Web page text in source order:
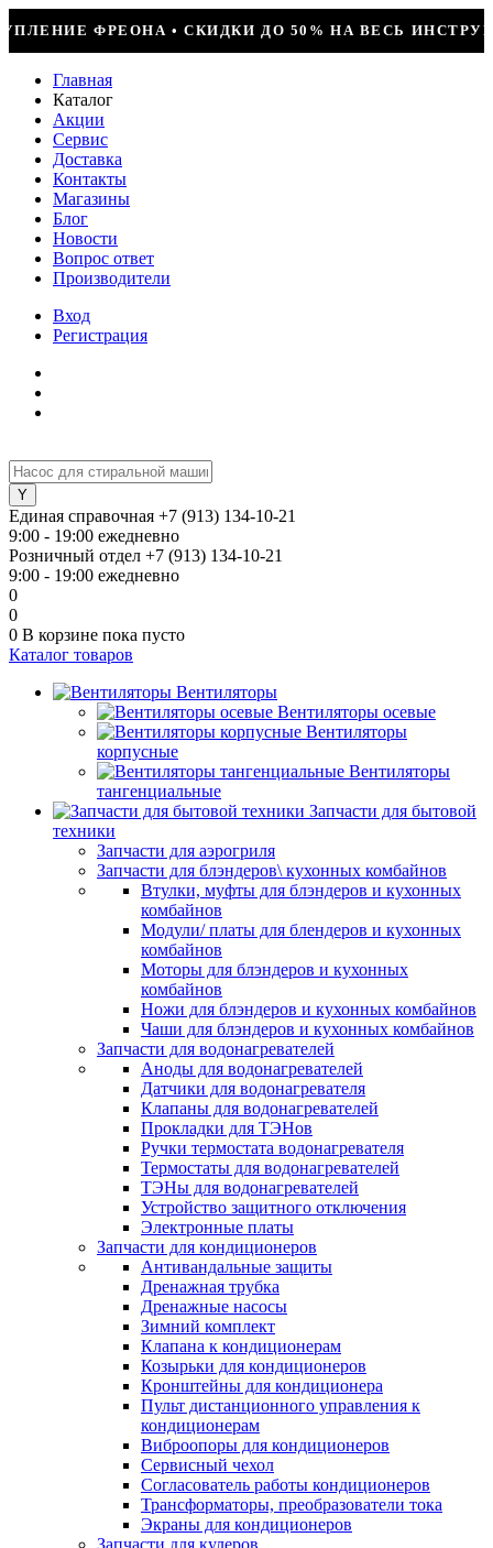
ВЕСЬ ИНСТРУМЕНТ • КОМПРЕССОР JIAXIPERA
Главная
Каталог
Акции
Сервис
Доставка
Контакты
Магазины
Блог
Новости
Вопрос ответ
Производители
Вход
Регистрация
Единая справочная +7 (913) 134-10-21
9:00 - 19:00 ежедневно
Розничный отдел +7 (913) 134-10-21
9:00 - 19:00 ежедневно
0
0
0 В корзине пока пусто
Каталог товаров
Вентиляторы
Вентиляторы осевые
Вентиляторы
корпусные
Вентиляторы
тангенциальные
Запчасти для бытовой
техники
Запчасти для аэрогриля
Запчасти для блэндеров\ кухонных комбайнов
Втулки, муфты для блэндеров и кухонных
комбайнов
Модули/ платы для блендеров и кухонных
комбайнов
Моторы для блэндеров и кухонных
комбайнов
Ножи для блэндеров и кухонных комбайнов
Чаши для блэндеров и кухонных комбайнов
Запчасти для водонагревателей
Аноды для водонагревателей
Датчики для водонагревателя
Клапаны для водонагревателей
Прокладки для ТЭНов
Ручки термостата водонагревателя
Термостаты для водонагревателей
ТЭНы для водонагревателей
Устройство защитного отключения
Электронные платы
Запчасти для кондиционеров
Антивандальные защиты
Дренажная трубка
Дренажные насосы
Зимний комплект
Клапана к кондиционерам
Козырьки для кондиционеров
Кронштейны для кондиционера
Пульт дистанционного управления к
кондиционерам
Виброопоры для кондиционеров
Сервисный чехол
Согласователь работы кондиционеров
Трансформаторы, преобразователи тока
Экраны для кондиционеров
Запчасти для кулеров